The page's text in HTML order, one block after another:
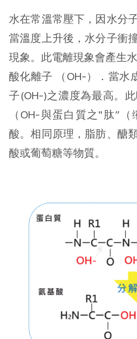
水在常溫常壓下，因水分
當溫度上升後，水分子衝
現象。此電離現象會產生水
酸化離子 （OH-）．當水
子(OH-)之濃度為最高。
（OH-與蛋白質之"肽”
酸。相同原理，脂肪、醣
酸或葡萄糖等物質。